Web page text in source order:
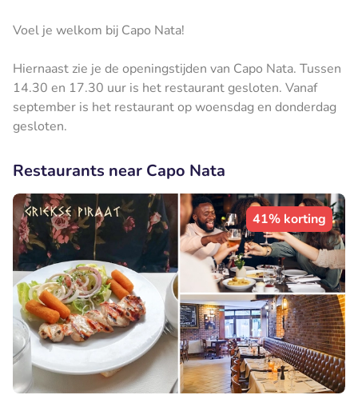
Voel je welkom bij Capo Nata!
Hiernaast zie je de openingstijden van Capo Nata. Tussen
14.30 en 17.30 uur is het restaurant gesloten. Vanaf
september is het restaurant op woensdag en donderdag
gesloten.
Restaurants near Capo Nata
41% korting